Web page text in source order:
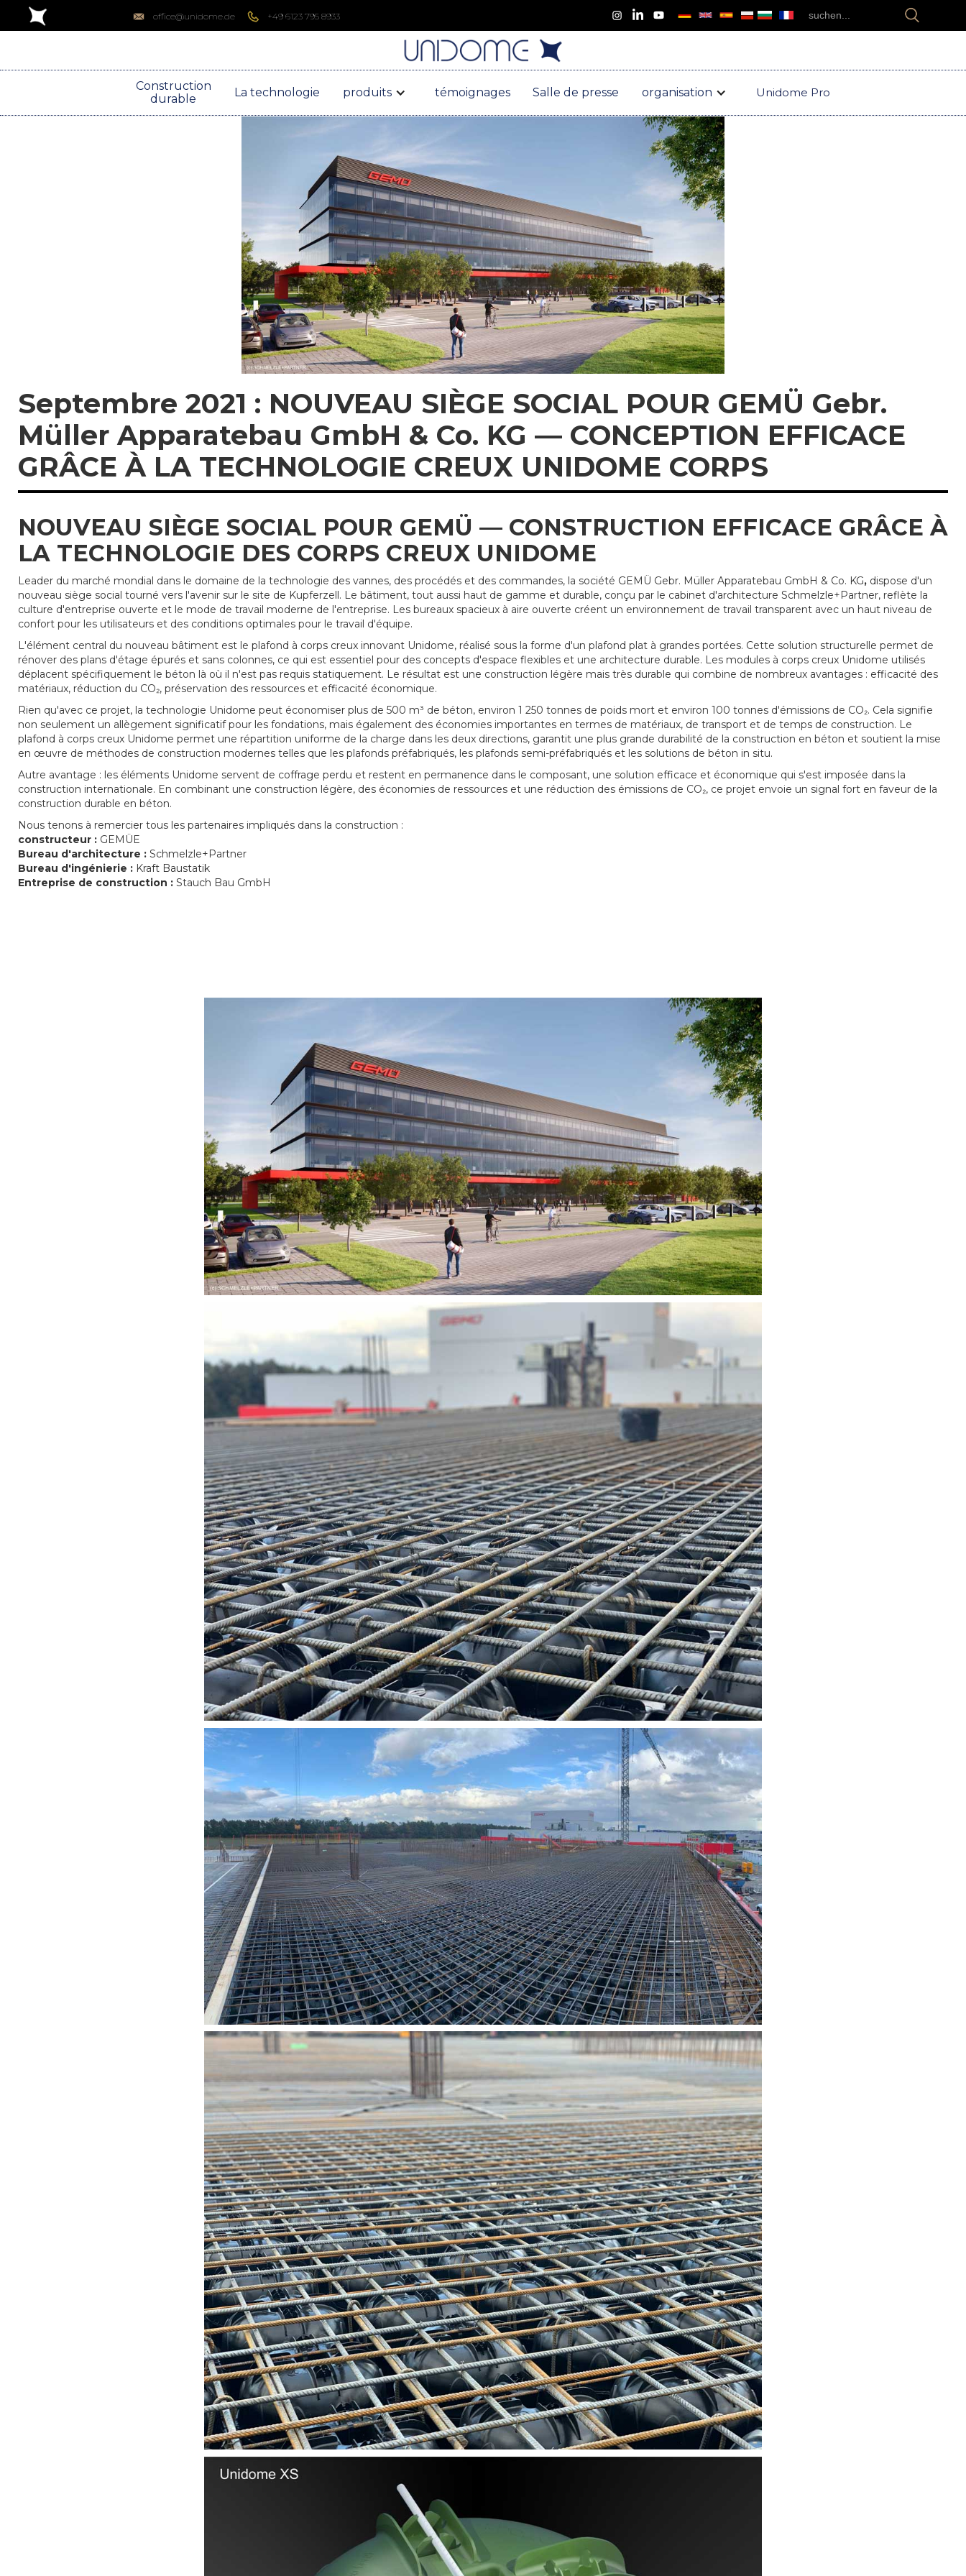
office@unidome.de +49 6123 795 8933
Construction
durable
La technologie produits témoignages Salle de presse organisation Unidome Pro
Septembre 2021 : NOUVEAU SIÈGE SOCIAL POUR GEMÜ Gebr.
Müller Apparatebau GmbH & Co. KG — CONCEPTION EFFICACE
GRÂCE À LA TECHNOLOGIE CREUX UNIDOME CORPS
NOUVEAU SIÈGE SOCIAL POUR GEMÜ — CONSTRUCTION EFFICACE GRÂCE À
LA TECHNOLOGIE DES CORPS CREUX UNIDOME
Leader du marché mondial dans le domaine de la technologie des vannes, des procédés et des commandes, la société GEMÜ Gebr. Müller Apparatebau GmbH & Co. KG, dispose d'un
nouveau siège social tourné vers l'avenir sur le site de Kupferzell. Le bâtiment, tout aussi haut de gamme et durable, conçu par le cabinet d'architecture Schmelzle+Partner, reflète la
culture d'entreprise ouverte et le mode de travail moderne de l'entreprise. Les bureaux spacieux à aire ouverte créent un environnement de travail transparent avec un haut niveau de
confort pour les utilisateurs et des conditions optimales pour le travail d'équipe.
L'élément central du nouveau bâtiment est le plafond à corps creux innovant Unidome, réalisé sous la forme d'un plafond plat à grandes portées. Cette solution structurelle permet de
rénover des plans d'étage épurés et sans colonnes, ce qui est essentiel pour des concepts d'espace flexibles et une architecture durable. Les modules à corps creux Unidome utilisés
déplacent spécifiquement le béton là où il n'est pas requis statiquement. Le résultat est une construction légère mais très durable qui combine de nombreux avantages : efficacité des
matériaux, réduction du CO₂, préservation des ressources et efficacité économique.
Rien qu'avec ce projet, la technologie Unidome peut économiser plus de 500 m³ de béton, environ 1 250 tonnes de poids mort et environ 100 tonnes d'émissions de CO₂. Cela signifie
non seulement un allègement significatif pour les fondations, mais également des économies importantes en termes de matériaux, de transport et de temps de construction. Le
plafond à corps creux Unidome permet une répartition uniforme de la charge dans les deux directions, garantit une plus grande durabilité de la construction en béton et soutient la mise
en œuvre de méthodes de construction modernes telles que les plafonds préfabriqués, les plafonds semi-préfabriqués et les solutions de béton in situ.
Autre avantage : les éléments Unidome servent de coffrage perdu et restent en permanence dans le composant, une solution efficace et économique qui s'est imposée dans la
construction internationale. En combinant une construction légère, des économies de ressources et une réduction des émissions de CO₂, ce projet envoie un signal fort en faveur de la
construction durable en béton.
Nous tenons à remercier tous les partenaires impliqués dans la construction :
constructeur : GEMÜE
Bureau d'architecture : Schmelzle+Partner
Bureau d'ingénierie : Kraft Baustatik
Entreprise de construction : Stauch Bau GmbH